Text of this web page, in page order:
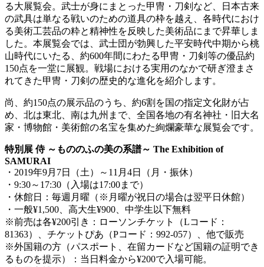
る大展覧会。武士が身にまとった甲冑・刀剣など、日本古来
の武具は単なる戦いのための道具の枠を越え、各時代におけ
る美術工芸品の粋と精神性を反映した美術品にまで昇華しま
した。本展覧会では、武士団が勃興した平安時代中期から桃
山時代にいたる、約600年間にわたる甲冑・刀剣等の優品約
150点を一堂に展観。戦場における実用のなかで研ぎ澄まさ
れてきた甲冑・刀剣の歴史的な進化を紹介します。
尚、約150点の展示品のうち、約6割を国の指定文化財が占
め、北は東北、南は九州まで、全国各地の有名神社・旧大名
家・博物館・美術館の名宝を集めた絢爛豪華な展覧会です。
特別展 侍 ～もののふの美の系譜～ The Exhibition of
SAMURAI
・2019年9月7日（土）～11月4日（月・振休）
・9:30～17:30（入場は17:00まで）
・休館日：毎週月曜（※月曜が祝日の場合は翌平日休館）
・一般¥1,500、高大生¥900、中学生以下無料
※前売は各¥200引き：ローソンチケット（Lコード：
81363）、チケットぴあ（Pコード：992-057）、他で販売
※外国籍の方（パスポート、在留カードなど国籍の証明でき
るものを提示）：当日料金から¥200で入場可能。